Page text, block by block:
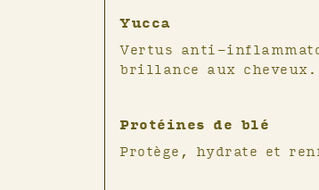
neutre et minimaliste, Plume est un
enfants de +3 ans.
en vrac et à la recharge, chez un coiffeur
de la douceur à l’aide d’un après-shampoing
vous pouvez réaliser un second
Yucca
Vertus anti-
brillance aux cheveux.
Protéines de blé
Protège, hydrate et